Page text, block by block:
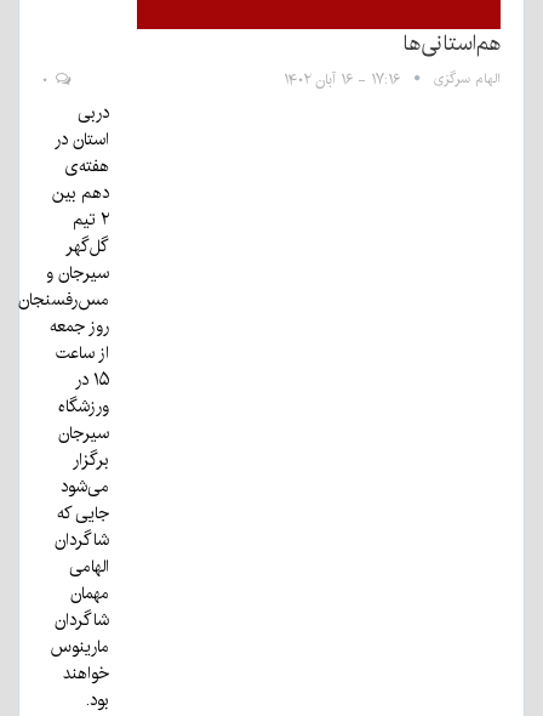
هم‌استانی‌ها
الهام سرگزی ۱۷:۱۶ - ۱۶ آبان ۱۴۰۲
دربی
استان در
هفته‌ی
دهم بین
۲ تیم
گل‌گهر
سیرجان و
مس‌رفسنجان
روز جمعه
از ساعت
۱۵ در
ورزشگاه
سیرجان
برگزار
می‌شود
جایی که
شاگردان
الهامی
مهمان
شاگردان
مارینوس
خواهند
بود.